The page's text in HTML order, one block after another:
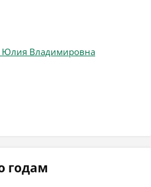
Юлия Владимировна
годам